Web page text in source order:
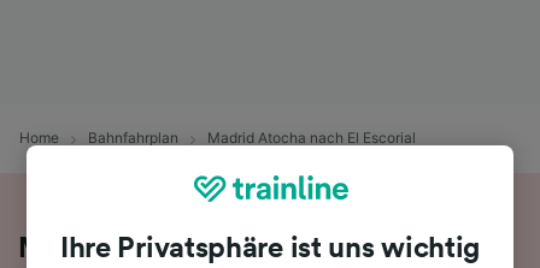
Home Bahnfahrplan Madrid Atocha nach El Escorial
Mit dem Zug in 1 Stunde 7 Minuten
Ihre Privatsphäre ist uns wichtig